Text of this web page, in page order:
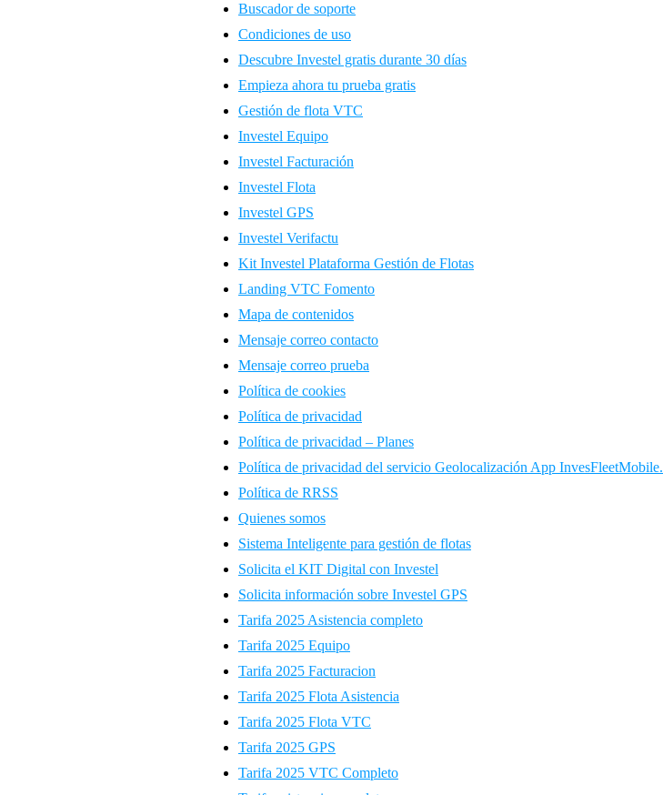
Buscador de soporte
Condiciones de uso
Descubre Investel gratis durante 30 días
Empieza ahora tu prueba gratis
Gestión de flota VTC
Investel Equipo
Investel Facturación
Investel Flota
Investel GPS
Investel Verifactu
Kit Investel Plataforma Gestión de Flotas
Landing VTC Fomento
Mapa de contenidos
Mensaje correo contacto
Mensaje correo prueba
Política de cookies
Política de privacidad
Política de privacidad – Planes
Política de privacidad del servicio Geolocalización App InvesFleetMobile.
Política de RRSS
Quienes somos
Sistema Inteligente para gestión de flotas
Solicita el KIT Digital con Investel
Solicita información sobre Investel GPS
Tarifa 2025 Asistencia completo
Tarifa 2025 Equipo
Tarifa 2025 Facturacion
Tarifa 2025 Flota Asistencia
Tarifa 2025 Flota VTC
Tarifa 2025 GPS
Tarifa 2025 VTC Completo